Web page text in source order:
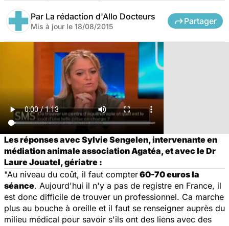
Par La rédaction d'Allo Docteurs
Mis à jour le 18/08/2015
Partager
Les réponses avec Sylvie Sengelen, intervenante en
médiation animale association Agatéa, et avec le Dr
Laure Jouatel, gériatre :
"Au niveau du coût, il faut compter60-70 euros la
séance. Aujourd'hui il n'y a pas de registre en France, il
est donc difficile de trouver un professionnel. Ca marche
plus au bouche à oreille et il faut se renseigner auprès du
milieu médical pour savoir s'ils ont des liens avec des